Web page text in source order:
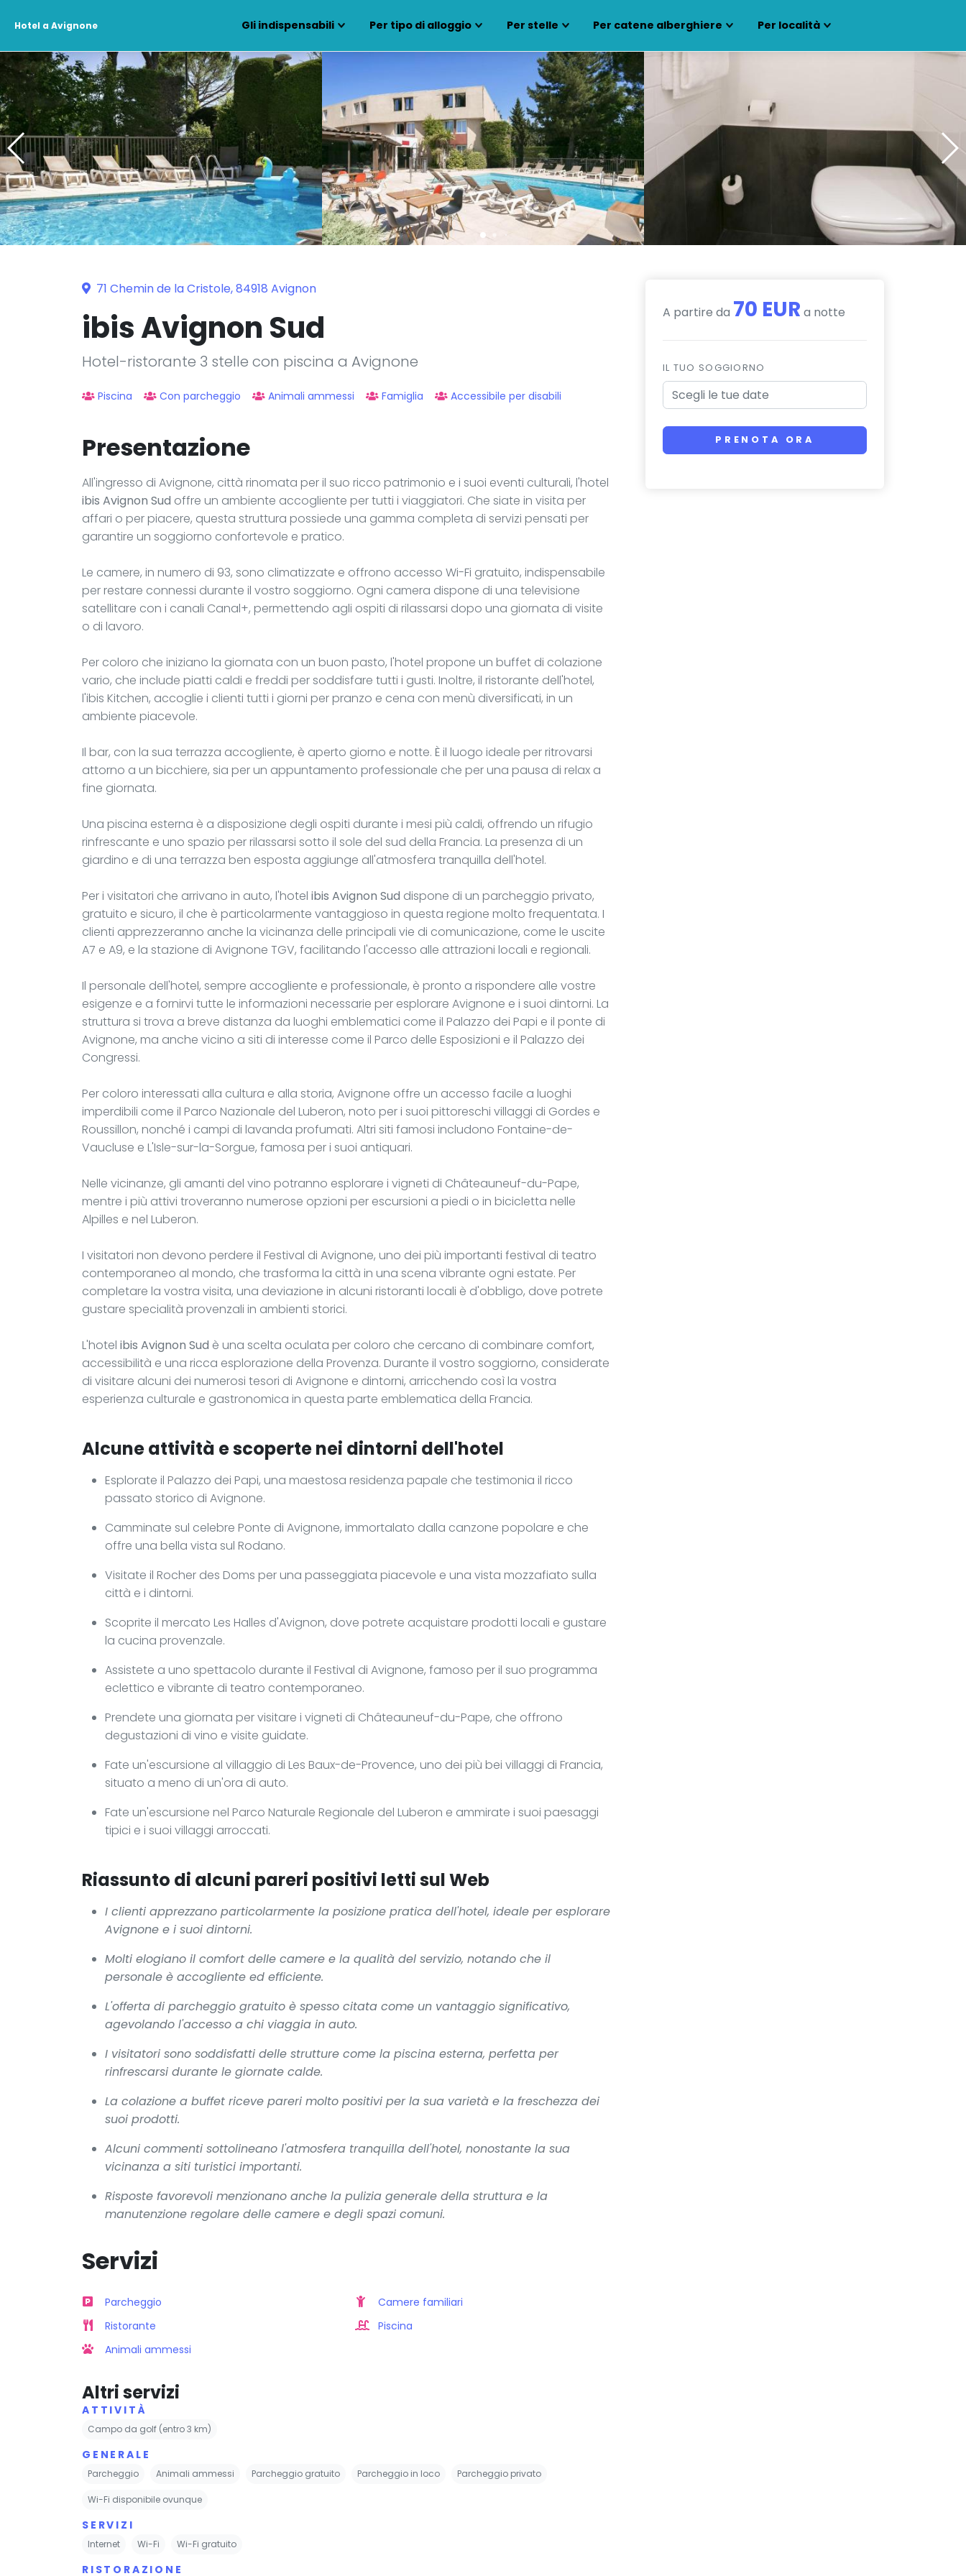
Hotel a Avignone Gli indispensabili Per tipo di alloggio Per stelle Per catene alberghiere Per località
71 Chemin de la Cristole, 84918 Avignon
ibis Avignon Sud
Hotel-ristorante 3 stelle con piscina a Avignone
Piscina Con parcheggio Animali ammessi Famiglia Accessibile per disabili
Presentazione
All'ingresso di Avignone, città rinomata per il suo ricco patrimonio e i suoi eventi culturali, l'hotel
ibis Avignon Sud offre un ambiente accogliente per tutti i viaggiatori. Che siate in visita per
affari o per piacere, questa struttura possiede una gamma completa di servizi pensati per
garantire un soggiorno confortevole e pratico.
Le camere, in numero di 93, sono climatizzate e offrono accesso Wi-Fi gratuito, indispensabile
per restare connessi durante il vostro soggiorno. Ogni camera dispone di una televisione
satellitare con i canali Canal+, permettendo agli ospiti di rilassarsi dopo una giornata di visite
o di lavoro.
Per coloro che iniziano la giornata con un buon pasto, l'hotel propone un buffet di colazione
vario, che include piatti caldi e freddi per soddisfare tutti i gusti. Inoltre, il ristorante dell'hotel,
l'ibis Kitchen, accoglie i clienti tutti i giorni per pranzo e cena con menù diversificati, in un
ambiente piacevole.
Il bar, con la sua terrazza accogliente, è aperto giorno e notte. È il luogo ideale per ritrovarsi
attorno a un bicchiere, sia per un appuntamento professionale che per una pausa di relax a
fine giornata.
Una piscina esterna è a disposizione degli ospiti durante i mesi più caldi, offrendo un rifugio
rinfrescante e uno spazio per rilassarsi sotto il sole del sud della Francia. La presenza di un
giardino e di una terrazza ben esposta aggiunge all'atmosfera tranquilla dell'hotel.
Per i visitatori che arrivano in auto, l'hotel ibis Avignon Sud dispone di un parcheggio privato,
gratuito e sicuro, il che è particolarmente vantaggioso in questa regione molto frequentata. I
clienti apprezzeranno anche la vicinanza delle principali vie di comunicazione, come le uscite
A7 e A9, e la stazione di Avignone TGV, facilitando l'accesso alle attrazioni locali e regionali.
Il personale dell'hotel, sempre accogliente e professionale, è pronto a rispondere alle vostre
esigenze e a fornirvi tutte le informazioni necessarie per esplorare Avignone e i suoi dintorni. La
struttura si trova a breve distanza da luoghi emblematici come il Palazzo dei Papi e il ponte di
Avignone, ma anche vicino a siti di interesse come il Parco delle Esposizioni e il Palazzo dei
Congressi.
Per coloro interessati alla cultura e alla storia, Avignone offre un accesso facile a luoghi
imperdibili come il Parco Nazionale del Luberon, noto per i suoi pittoreschi villaggi di Gordes e
Roussillon, nonché i campi di lavanda profumati. Altri siti famosi includono Fontaine-de-
Vaucluse e L'Isle-sur-la-Sorgue, famosa per i suoi antiquari.
Nelle vicinanze, gli amanti del vino potranno esplorare i vigneti di Châteauneuf-du-Pape,
mentre i più attivi troveranno numerose opzioni per escursioni a piedi o in bicicletta nelle
Alpilles e nel Luberon.
I visitatori non devono perdere il Festival di Avignone, uno dei più importanti festival di teatro
contemporaneo al mondo, che trasforma la città in una scena vibrante ogni estate. Per
completare la vostra visita, una deviazione in alcuni ristoranti locali è d'obbligo, dove potrete
gustare specialità provenzali in ambienti storici.
L'hotel ibis Avignon Sud è una scelta oculata per coloro che cercano di combinare comfort,
accessibilità e una ricca esplorazione della Provenza. Durante il vostro soggiorno, considerate
di visitare alcuni dei numerosi tesori di Avignone e dintorni, arricchendo così la vostra
esperienza culturale e gastronomica in questa parte emblematica della Francia.
Alcune attività e scoperte nei dintorni dell'hotel
Esplorate il Palazzo dei Papi, una maestosa residenza papale che testimonia il ricco
passato storico di Avignone.
Camminate sul celebre Ponte di Avignone, immortalato dalla canzone popolare e che
offre una bella vista sul Rodano.
Visitate il Rocher des Doms per una passeggiata piacevole e una vista mozzafiato sulla
città e i dintorni.
Scoprite il mercato Les Halles d'Avignon, dove potrete acquistare prodotti locali e gustare
la cucina provenzale.
Assistete a uno spettacolo durante il Festival di Avignone, famoso per il suo programma
eclettico e vibrante di teatro contemporaneo.
Prendete una giornata per visitare i vigneti di Châteauneuf-du-Pape, che offrono
degustazioni di vino e visite guidate.
Fate un'escursione al villaggio di Les Baux-de-Provence, uno dei più bei villaggi di Francia,
situato a meno di un'ora di auto.
Fate un'escursione nel Parco Naturale Regionale del Luberon e ammirate i suoi paesaggi
tipici e i suoi villaggi arroccati.
Riassunto di alcuni pareri positivi letti sul Web
I clienti apprezzano particolarmente la posizione pratica dell'hotel, ideale per esplorare
Avignone e i suoi dintorni.
Molti elogiano il comfort delle camere e la qualità del servizio, notando che il
personale è accogliente ed efficiente.
L'offerta di parcheggio gratuito è spesso citata come un vantaggio significativo,
agevolando l'accesso a chi viaggia in auto.
I visitatori sono soddisfatti delle strutture come la piscina esterna, perfetta per
rinfrescarsi durante le giornate calde.
La colazione a buffet riceve pareri molto positivi per la sua varietà e la freschezza dei
suoi prodotti.
Alcuni commenti sottolineano l'atmosfera tranquilla dell'hotel, nonostante la sua
vicinanza a siti turistici importanti.
Risposte favorevoli menzionano anche la pulizia generale della struttura e la
manutenzione regolare delle camere e degli spazi comuni.
Servizi
Parcheggio
Ristorante
Animali ammessi
Camere familiari
Piscina
Altri servizi
ATTIVITÀ
Campo da golf (entro 3 km)
GENERALE
Parcheggio Animali ammessi Parcheggio gratuito Parcheggio in loco Parcheggio privato
Wi-Fi disponibile ovunque
SERVIZI
Internet Wi-Fi Wi-Fi gratuito
RISTORAZIONE
A partire da 70 EUR a notte
IL TUO SOGGIORNO
PRENOTA ORA